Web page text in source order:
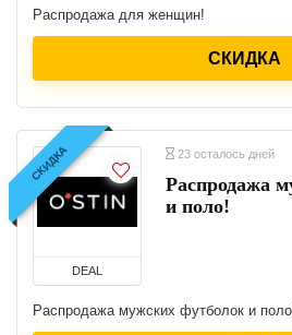
Распродажа для женщин!
СКИДКА
СКИДКА
DEAL
23 осталось дней
Распродажа
и поло!
Распродажа мужских футболок и